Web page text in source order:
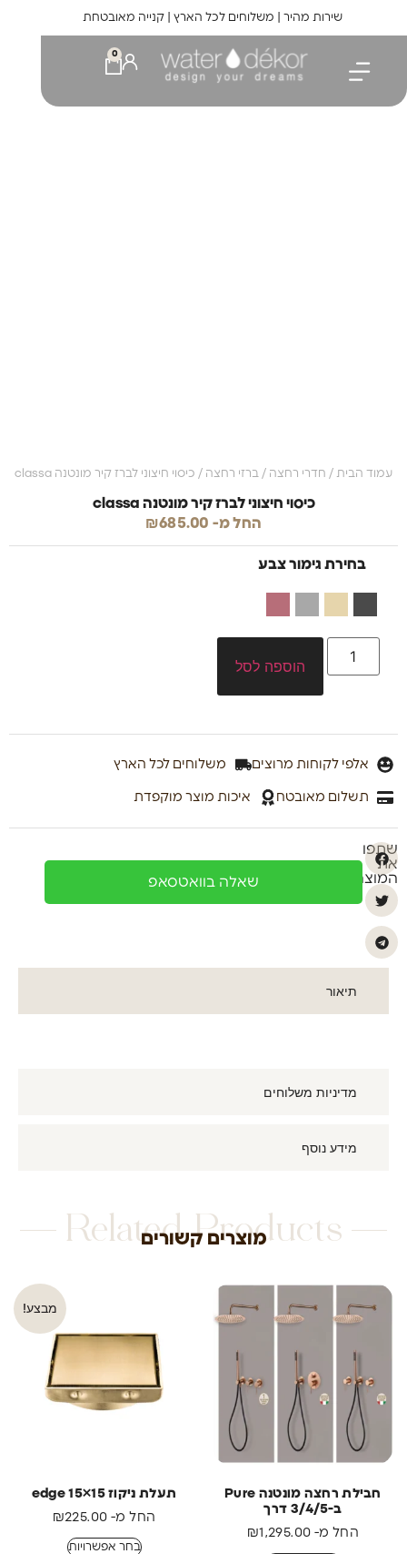
שירות מהיר | משלוחים לכל הארץ | קנייה מאובטחת
0
עמוד הבית / חדרי רחצה / ברזי רחצה / כיסוי חיצוני לברז קיר מונטנה classa
כיסוי חיצוני לברז קיר מונטנה classa
החל מ-
₪685.00
בחירת גימור צבע
הוספה לסל
אלפי לקוחות מרוצים משלוחים לכל הארץ
תשלום מאובטח איכות מוצר מוקפדת
שתפו
את
המוצר
שאלה בוואטסאפ
תיאור
מדיניות משלוחים
מידע נוסף
Related Products
מוצרים קשורים
חבילת רחצה מונטנה Pure
ב-3/4/5 דרך
החל מ-
₪1,295.00
מבצע!
תעלת ניקוז edge 15×15
החל מ-
₪225.00
בחר אפשרויות